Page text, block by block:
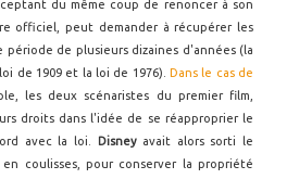
du même coup de renoncer à son
officiel, peut demander à récupérer les
période de plusieurs dizaines d'années (la
de 1909 et la loi de 1976). Dans le cas de
les deux scénaristes du premier film,
droits dans l'idée de se réapproprier le
avec la loi.
Disneyavait alors sorti le
coulisses, pour conserver la propriété